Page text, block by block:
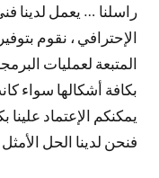
راسلنا … يعمل لدينا
الإحترافي ، نقوم
المتبعة لعمليات
بكافة أشكالها سواء
يمكنكم الإعتماد علينا
فنحن لدينا الحل